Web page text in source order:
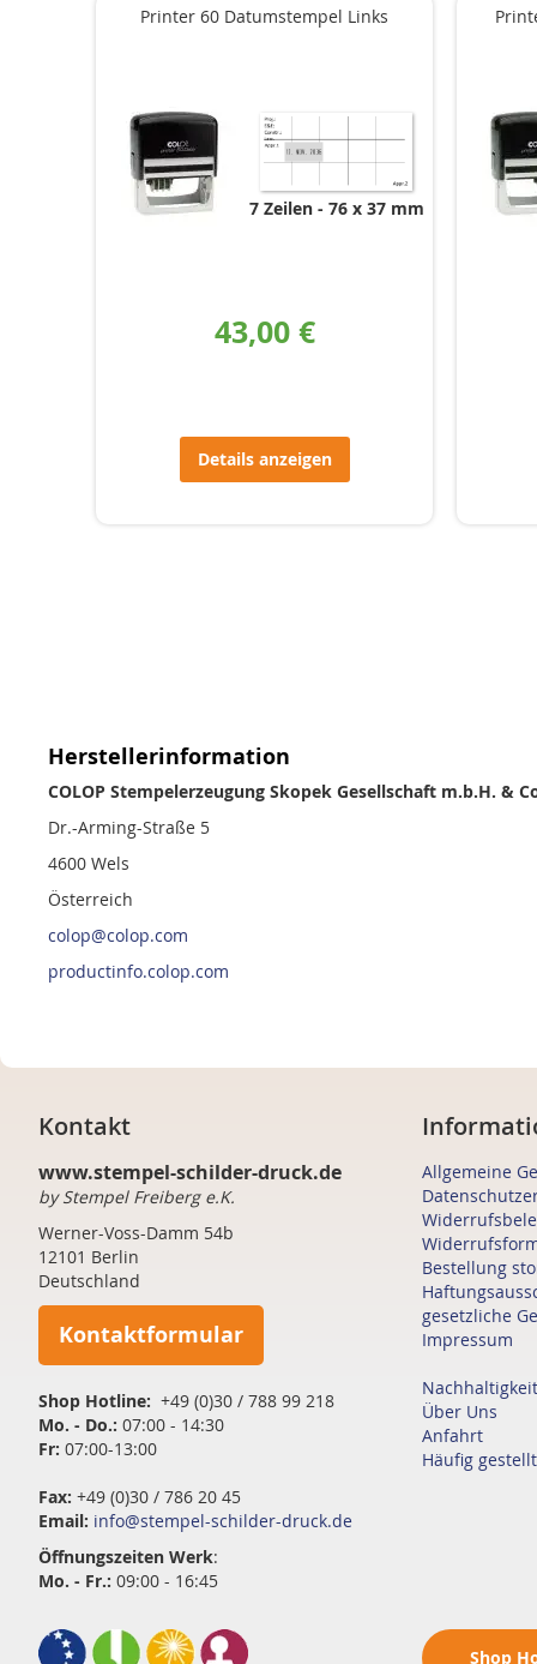
Printer 60 Datumstempel Links
7 Zeilen 76 x 37 mm
43,00 €
Details anzeigen
Herstellerinformation
COLOP Stempelerzeugung Skopek Gesellschaft m.b.H. &
Dr.-Arming-Straße 5
4600 Wels
Österreich
colop@colop.com
productinfo.colop.com
Kontakt
www.stempel-schilder-druck.de
by Stempel Freiberg e.K.
Werner-Voss-Damm 54b
12101 Berlin
Deutschland
Kontaktformular
Shop Hotline: +49 (0)30 / 788 99 218
Mo. - Do.: 07:00 - 14:30
Fr: 07:00-13:00
Fax: +49 (0)30 / 786 20 45
Email: info@stempel-schilder-druck.de
Öffnungszeiten Werk:
Mo. - Fr.: 09:00 - 16:45
Allgemeine
Bestellung
gesetzliche
Impressum
Nachhaltigkeit
Über Uns
Anfahrt
Häufig
Shop